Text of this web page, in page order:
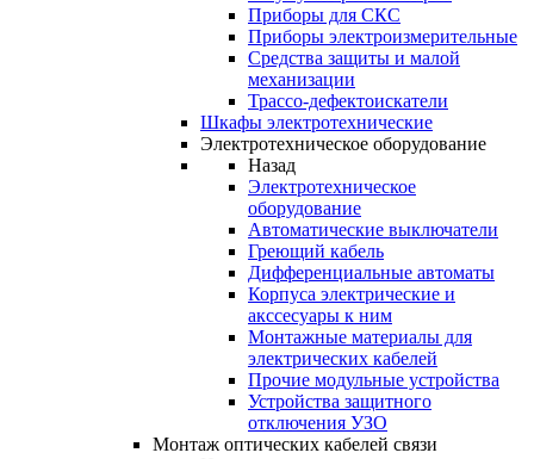
Приборы для СКС
Приборы электроизмерительные
Средства защиты и малой
механизации
Трассо-дефектоискатели
Шкафы электротехнические
Электротехническое оборудование
Назад
Электротехническое
оборудование
Автоматические выключатели
Греющий кабель
Дифференциальные автоматы
Корпуса электрические и
акссесуары к ним
Монтажные материалы для
электрических кабелей
Прочие модульные устройства
Устройства защитного
отключения УЗО
Монтаж оптических кабелей связи